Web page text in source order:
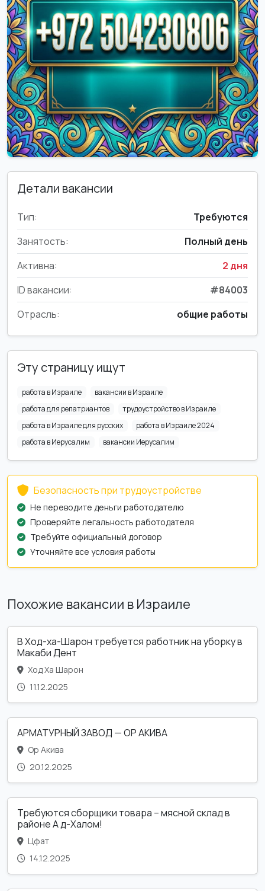
Детали вакансии
Тип:
Требуются
Занятость:
Полный день
Активна:
2 дня
ID вакансии:
#84003
Отрасль:
общие работы
Эту страницу ищут
работа в Израиле
вакансии в Израиле
работа для репатриантов
трудоустройство в Израиле
работа в Израиле для русских
работа в Израиле 2024
работа в Иерусалим
вакансии Иерусалим
Безопасность при трудоустройстве
Не переводите деньги работодателю
Проверяйте легальность работодателя
Требуйте официальный договор
Уточняйте все условия работы
Похожие вакансии в Израиле
В Ход-ха-Шарон требуется работник на уборку в
Макаби Дент
Ход Ха Шарон
11.12.2025
АРМАТУРНЫЙ ЗАВОД — ОР АКИВА
Ор Акива
20.12.2025
Требуются сборщики товара – мясной склад в
районе А д-Халом!
Цфат
14.12.2025